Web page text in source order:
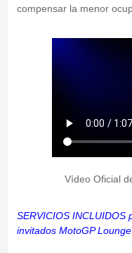
compensar la menor
Vídeo Oficial
SERVICIOS INCLUIDOS
invitados MotoGP